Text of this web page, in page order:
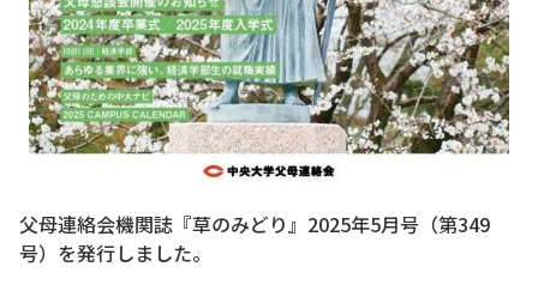
父母連絡会機関誌『草のみどり』2025年5月号（第349
号）を発行しました。